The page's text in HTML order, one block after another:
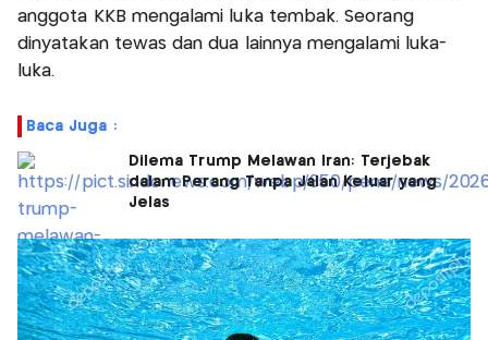
anggota KKB mengalami luka tembak. Seorang
dinyatakan tewas dan dua lainnya mengalami luka-
luka.
Baca Juga :
Dilema Trump Melawan Iran: Terjebak
dalam Perang Tanpa Jalan Keluar yang
Jelas